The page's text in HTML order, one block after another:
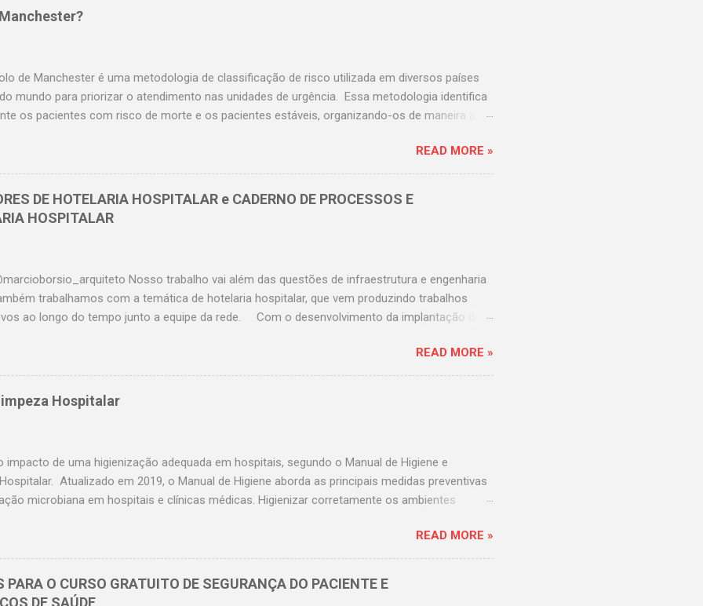
de atuar tanto como Cirurgião quanto como Gestor, então posso lhes afirmar
de Manchester é uma metodologia de classificação de risco utilizada em diversos países
mundo para priorizar o atendimento nas unidades de urgência. Essa metodologia identifica
os pacientes com risco de morte e os pacientes estáveis, organizando-os de maneira a
qualquer protocolo de classificação de risco é necessário ser um profissional graduado
conforme resolução do COFEN nº 423/2012. E para a aplicação do Protocolo de
é imprescindível ser certificado pelo GBCR _Grupo Brasileiro de Classificação de Risco que
a única instituição certificadora no Brasil. Crédito Imagem: Instagram
READ MORE »
DE HOTELARIA HOSPITALAR e CADERNO DE PROCESSOS E
HOSPITALAR
Nosso trabalho vai além das questões de infraestrutura e engenharia
trabalhamos com a temática de hotelaria hospitalar, que vem produzindo trabalhos
ao longo do tempo junto a equipe da rede. Com o desenvolvimento da implantação dos
percebida a necessidade da construção de uma ferramenta centralizada e simples para
dos indicadores dos processos da área. Para tanto, foi desenvolvido um painel online
dos resultados obtidos, organizado de forma a apresentar os indicadores de
temporal e detalhada. Nesse sentido, o manual de indicadores de hotelaria
READ MORE »
Hospitalar
impacto de uma higienização adequada em hospitais, segundo o Manual de Higiene e
Atualizado em 2019, o Manual de Higiene aborda as principais medidas preventivas
microbiana em hospitais e clínicas médicas. Higienizar corretamente os ambientes
O documento visa complementar o manual “ Segurança do paciente em serviços de saúde:
desinfecção de superfícies ”, publicado em 2012 pela Agência Nacional de Vigilância Sanitária
A proliferação ambiental de bactérias é um grande problema que atinge tanto o espaço
quanto os locais fora dele. Saiba a importância em cumprir com os procedimentos
READ MORE »
PARA O CURSO GRATUITO DE SEGURANÇA DO PACIENTE E
DE SAÚDE